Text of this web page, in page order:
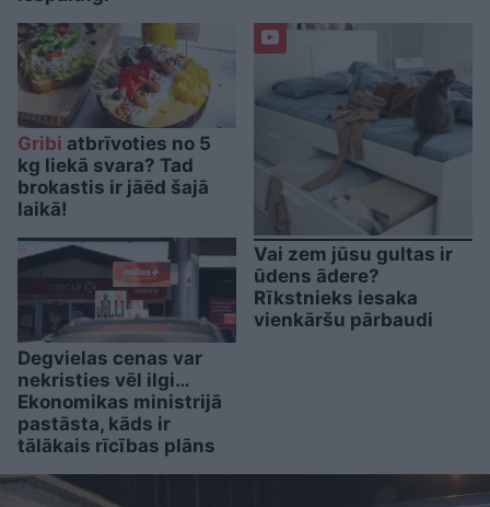
Gribi atbrīvoties no 5
kg liekā svara? Tad
brokastis ir jāēd šajā
laikā!
Degvielas cenas var
nekristies vēl ilgi…
Ekonomikas ministrijā
pastāsta, kāds ir
tālākais rīcības plāns
Vai zem jūsu gultas ir
ūdens ādere?
Rīkstnieks iesaka
vienkāršu pārbaudi